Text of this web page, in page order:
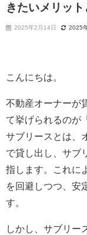
きたいメリッ
2025年2月14日 2025
こんにちは。
不動産オーナーが
て挙げられるのが
サブリースとは、
で貸し出し、サブ
指します。これに
を回避しつつ、安
す。
しかし、サブリー